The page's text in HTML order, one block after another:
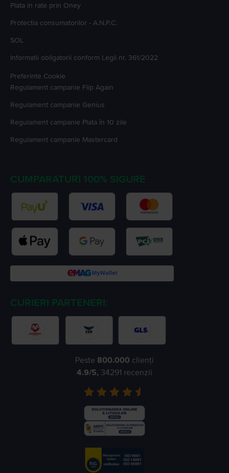
Plata in rate prin Oney
Protectia consumatorilor - A.N.P.C.
SOL
Informatii obligatorii conform Legii nr. 361/2022
Preferinte Cookie
Regulament campanie Flip Again
Regulament campanie Genius
Regulament campanie Plata în 10 zile
Regulament campanie Mastercard
CUMPARATURI 100% SIGURE
CURIERI PARTENERI:
Peste 800.000 clienți
4.9/5, 34291 recenzii